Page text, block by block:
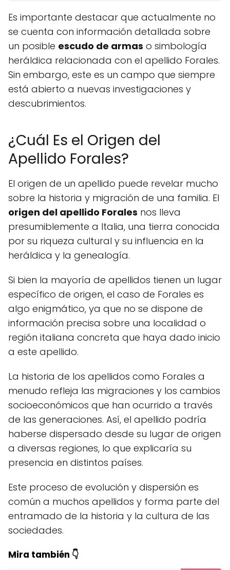
Es importante destacar que actualmente no
se cuenta con información detallada sobre
un posible escudo de armas o simbología
heráldica relacionada con el apellido Forales.
Sin embargo, este es un campo que siempre
está abierto a nuevas investigaciones y
descubrimientos.
¿Cuál Es el Origen del
Apellido Forales?
El origen de un apellido puede revelar mucho
sobre la historia y migración de una familia. El
origen del apellido Forales nos lleva
presumiblemente a Italia, una tierra conocida
por su riqueza cultural y su influencia en la
heráldica y la genealogía.
Si bien la mayoría de apellidos tienen un lugar
específico de origen, el caso de Forales es
algo enigmático, ya que no se dispone de
información precisa sobre una localidad o
región italiana concreta que haya dado inicio
a este apellido.
La historia de los apellidos como Forales a
menudo refleja las migraciones y los cambios
socioeconómicos que han ocurrido a través
de las generaciones. Así, el apellido podría
haberse dispersado desde su lugar de origen
a diversas regiones, lo que explicaría su
presencia en distintos países.
Este proceso de evolución y dispersión es
común a muchos apellidos y forma parte del
entramado de la historia y la cultura de las
sociedades.
Mira también 👇